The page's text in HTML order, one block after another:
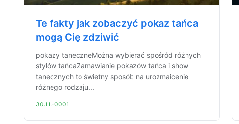
Te fakty jak zobaczyć pokaz tańca
mogą Cię zdziwić
pokazy taneczneMożna wybierać spośród różnych
stylów tańcaZamawianie pokazów tańca i show
tanecznych to świetny sposób na urozmaicenie
różnego rodzaju...
30.11.-0001